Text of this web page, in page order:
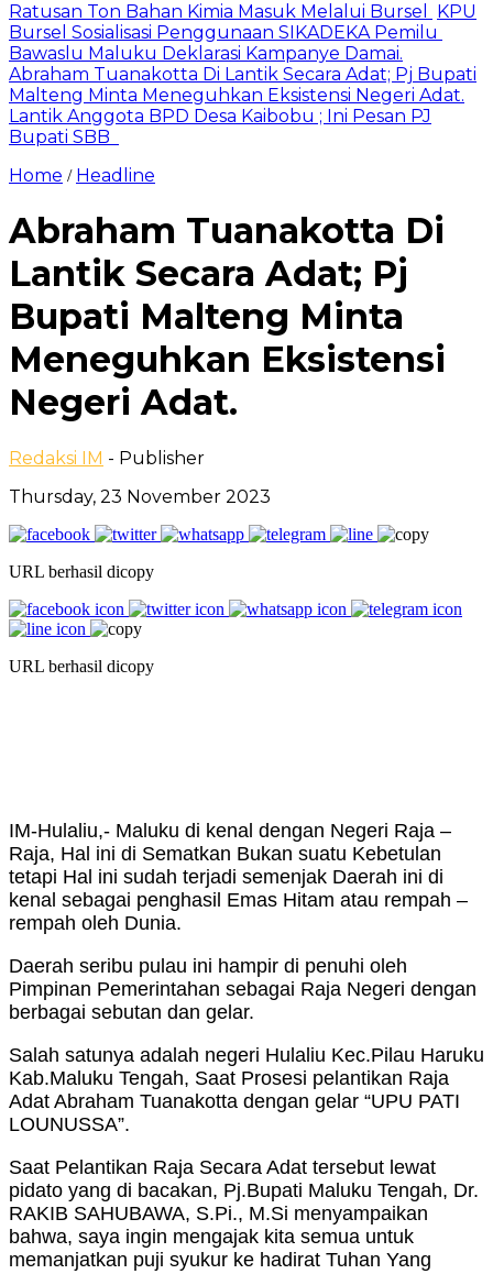
Ratusan Ton Bahan Kimia Masuk Melalui Bursel
KPU
Bursel Sosialisasi Penggunaan SIKADEKA Pemilu
Bawaslu Maluku Deklarasi Kampanye Damai.
Abraham Tuanakotta Di Lantik Secara Adat; Pj Bupati
Malteng Minta Meneguhkan Eksistensi Negeri Adat.
Lantik Anggota BPD Desa Kaibobu ; Ini Pesan PJ
Bupati SBB
Home / Headline
Abraham Tuanakotta Di
Lantik Secara Adat; Pj
Bupati Malteng Minta
Meneguhkan Eksistensi
Negeri Adat.
Redaksi IM - Publisher
Thursday, 23 November 2023
URL berhasil dicopy
URL berhasil dicopy
IM-Hulaliu,- Maluku di kenal dengan Negeri Raja –
Raja, Hal ini di Sematkan Bukan suatu Kebetulan
tetapi Hal ini sudah terjadi semenjak Daerah ini di
kenal sebagai penghasil Emas Hitam atau rempah –
rempah oleh Dunia.
Daerah seribu pulau ini hampir di penuhi oleh
Pimpinan Pemerintahan sebagai Raja Negeri dengan
berbagai sebutan dan gelar.
Salah satunya adalah negeri Hulaliu Kec.Pilau Haruku
Kab.Maluku Tengah, Saat Prosesi pelantikan Raja
Adat Abraham Tuanakotta dengan gelar “UPU PATI
LOUNUSSA”.
Saat Pelantikan Raja Secara Adat tersebut lewat
pidato yang di bacakan, Pj.Bupati Maluku Tengah, Dr.
RAKIB SAHUBAWA, S.Pi., M.Si menyampaikan
bahwa, saya ingin mengajak kita semua untuk
memanjatkan puji syukur ke hadirat Tuhan Yang